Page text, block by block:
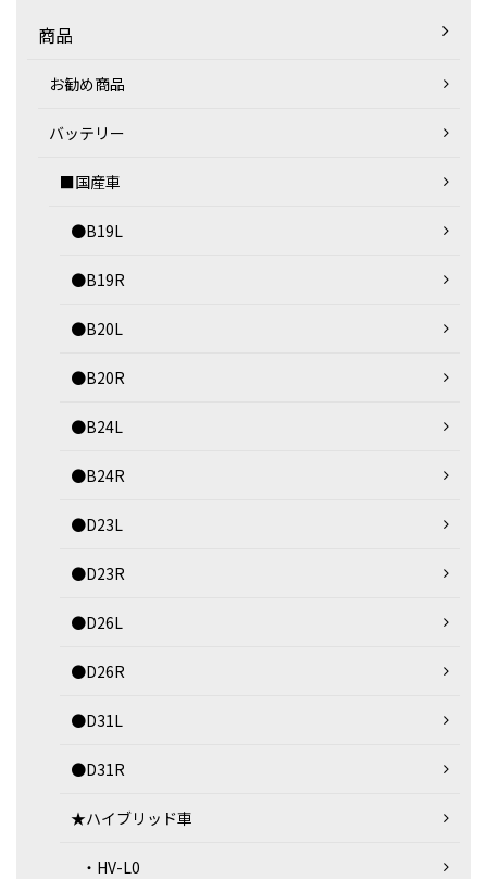
商品
お勧め商品
バッテリー
■国産車
●B19L
●B19R
●B20L
●B20R
●B24L
●B24R
●D23L
●D23R
●D26L
●D26R
●D31L
●D31R
★ハイブリッド車
・HV-L0